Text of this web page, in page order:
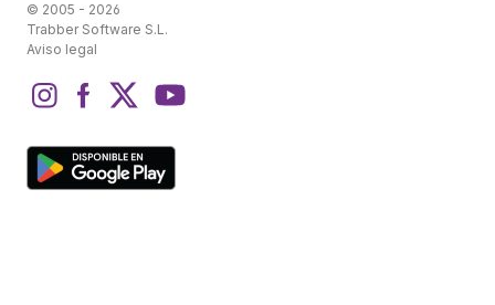
© 2005 - 2026
Trabber Software S.L.
Aviso legal